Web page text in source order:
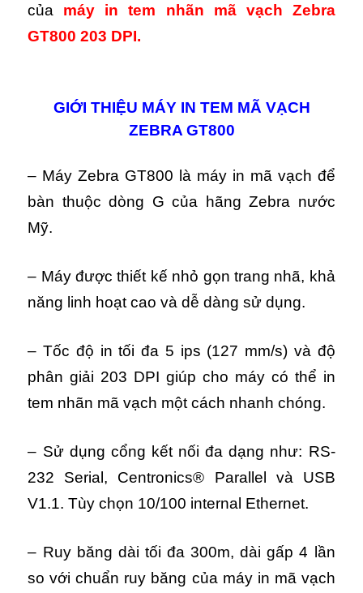
của máy in tem nhãn mã vạch Zebra
GT800 203 DPI.
GIỚI THIỆU MÁY IN TEM MÃ VẠCH
ZEBRA GT800
– Máy Zebra GT800 là máy in mã vạch để
bàn thuộc dòng G của hãng Zebra nước
Mỹ.
– Máy được thiết kế nhỏ gọn trang nhã, khả
năng linh hoạt cao và dễ dàng sử dụng.
– Tốc độ in tối đa 5 ips (127 mm/s) và độ
phân giải 203 DPI giúp cho máy có thể in
tem nhãn mã vạch một cách nhanh chóng.
– Sử dụng cổng kết nối đa dạng như: RS-
232 Serial, Centronics® Parallel và USB
V1.1. Tùy chọn 10/100 internal Ethernet.
– Ruy băng dài tối đa 300m, dài gấp 4 lần
so với chuẩn ruy băng của máy in mã vạch